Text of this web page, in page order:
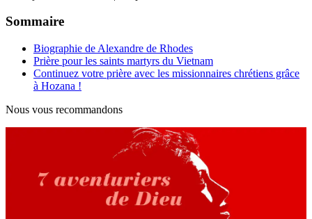
Sommaire
Biographie de Alexandre de Rhodes
Prière pour les saints martyrs du Vietnam
Continuez votre prière avec les missionnaires chrétiens grâce
à Hozana !
Nous vous recommandons